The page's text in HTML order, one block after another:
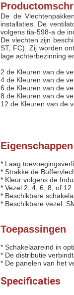
De de
installaties. De
volgens tia-598-a de
De vlechten zijn
ST, FC). Zij worden
lage achterbezinning
2 de Kleuren van de
4 de Kleuren van de
6 de Kleuren van de
8 de Kleuren van de
12 de Kleuren van de
Eigenschappen
* Laag
* Strakke de
* Kleur volgens de
* Vezel 2, 4, 6, 8, of 12
* Beschikbare
* Beschikbare vezel:
Toepassingen
* Schakelaareind in
* De distributie
* De panelen van het
Specificaties